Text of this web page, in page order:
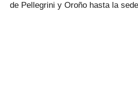
de Pellegrini y Oroño hasta la